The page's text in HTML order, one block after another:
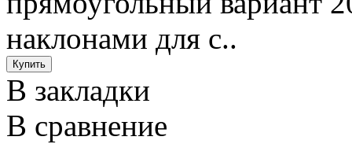
наклонами для с..
В закладки
В сравнение